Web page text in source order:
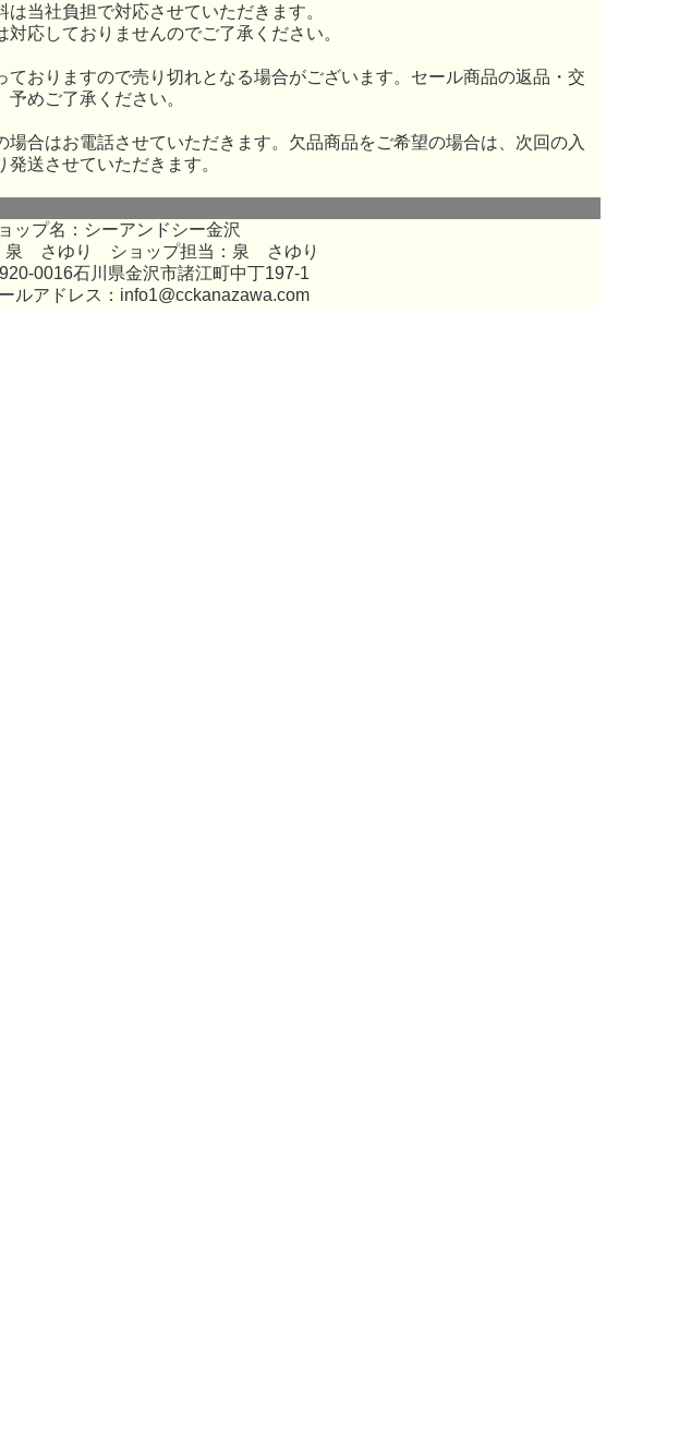
当社負担で対応させていただきます。
応しておりませんのでご了承ください。
ておりますので売り切れとなる場合がございます。セール商品の返品・交
めご了承ください。
場合はお電話させていただきます。欠品商品をご希望の場合は、次回の入
送させていただきます。
ップ名：シーアンドシー金沢
泉 さゆり ショップ担当：泉 さゆり
0016石川県金沢市諸江町中丁197-1
ルアドレス： info1@cckanazawa.com